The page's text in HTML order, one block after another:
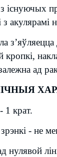
існуючых
акулярамі
з’яўляецца
ад
1 крат.
- не
нулявой